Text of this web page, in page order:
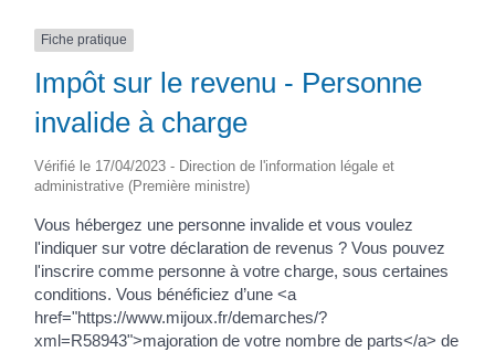
Fiche pratique
Impôt sur le revenu - Personne
invalide à charge
Vérifié le 17/04/2023 - Direction de l'information légale et
administrative (Première ministre)
Vous hébergez une personne invalide et vous voulez
l'indiquer sur votre déclaration de revenus ? Vous pouvez
l'inscrire comme personne à votre charge, sous certaines
conditions. Vous bénéficiez d’une <a
href="https://www.mijoux.fr/demarches/?
xml=R58943">majoration de votre nombre de parts</a> de